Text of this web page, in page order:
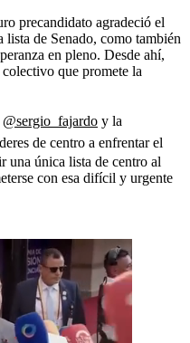
precandidato agradeció el
lista de Senado, como también
en pleno. Desde ahí,
que promete la
@sergio_fajardo y la
de centro a enfrentar el
una única lista de centro al
con esa difícil y urgente